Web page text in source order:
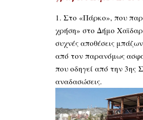
1. Στο «Πάρκο», που
χρήση» στο Δήμο
συχνές αποθέσεις
από τον παρανόμως
που οδηγεί από την 3ης
αναδασώσεις.